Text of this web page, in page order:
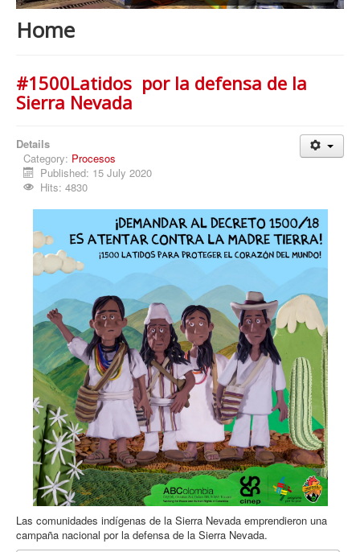
Procesos
Cultura
Multimedia
Home
#1500Latidos por la defensa de la
Sierra Nevada
Details
Category: Procesos
Published: 15 July 2020
Hits: 4830
Las comunidades indígenas de la Sierra Nevada emprendieron una
campaña nacional por la defensa de la Sierra Nevada.